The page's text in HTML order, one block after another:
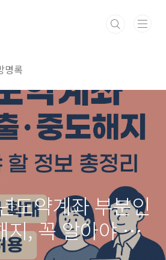
명록
도약계좌 부분인
지, 꼭 알아야 할